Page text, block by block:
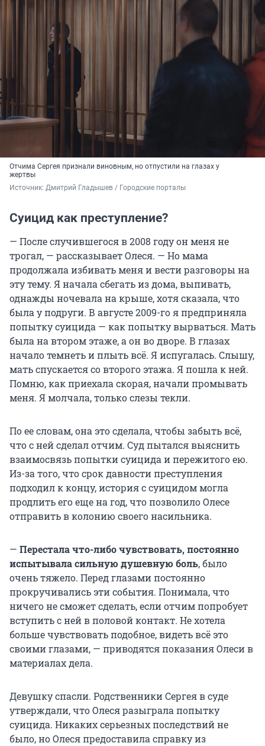
Отчима Сергея признали виновным, но отпустили на глазах у
жертвы
Источник: Дмитрий Гладышев / Городские порталы
Суицид как преступление?
— После случившегося в 2008 году он меня не
трогал, — рассказывает Олеся. — Но мама
продолжала избивать меня и вести разговоры на
эту тему. Я начала сбегать из дома, выпивать,
однажды ночевала на крыше, хотя сказала, что
была у подруги. В августе 2009-го я предприняла
попытку суицида — как попытку вырваться. Мать
была на втором этаже, а он во дворе. В глазах
начало темнеть и плыть всё. Я испугалась. Слышу,
мать спускается со второго этажа. Я пошла к ней.
Помню, как приехала скорая, начали промывать
меня. Я молчала, только слезы текли.
По ее словам, она это сделала, чтобы забыть всё,
что с ней сделал отчим. Суд пытался выяснить
взаимосвязь попытки суицида и пережитого ею.
Из-за того, что срок давности преступления
подходил к концу, история с суицидом могла
продлить его еще на год, что позволило Олесе
отправить в колонию своего насильника.
— Перестала что-либо чувствовать, постоянно
испытывала сильную душевную боль, было
очень тяжело. Перед глазами постоянно
прокручивались эти события. Понимала, что
ничего не сможет сделать, если отчим попробует
вступить с ней в половой контакт. Не хотела
больше чувствовать подобное, видеть всё это
своими глазами, — приводятся показания Олеси в
материалах дела.
Девушку спасли. Родственники Сергея в суде
утверждали, что Олеся разыграла попытку
суицида. Никаких серьезных последствий не
было, но Олеся предоставила справку из